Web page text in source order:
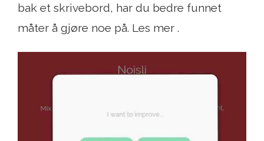
bak et skrivebord, har du bedre funnet
måter å gjøre noe på. Les mer .